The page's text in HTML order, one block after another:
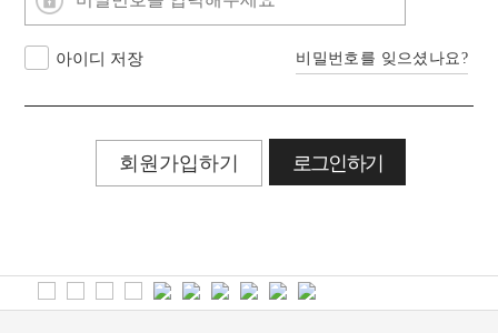
아이디 저장 비밀번호를 잊으셨나요?
회원가입하기